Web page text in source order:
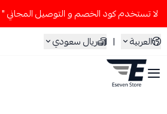
لا تستخدم كود الخصم و التوصيل المجاني " N7 " إلا إذا طلبت قطعتين أو أكثر 👀🔥
العربية
| ريال سعودي
ESEVEN STORE